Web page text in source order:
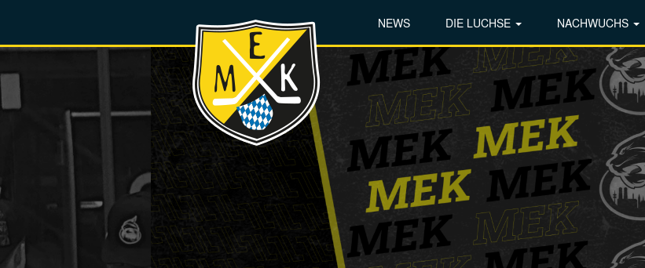
NEWS DIE LUCHSE NACHWUCHS